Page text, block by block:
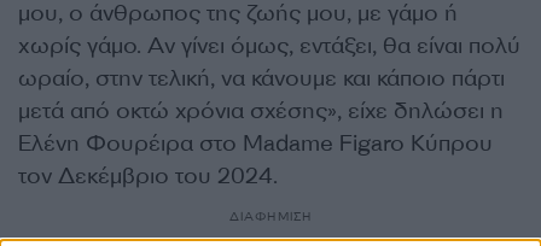
μου, ο άνθρωπος της ζωής μου, με γάμο ή
χωρίς γάμο. Αν γίνει όμως, εντάξει, θα είναι πολύ
ωραίο, στην τελική, να κάνουμε και κάποιο πάρτι
μετά από οκτώ χρόνια σχέσης», είχε δηλώσει η
Ελένη Φουρέιρα στο Madame Figaro Κύπρου
τον Δεκέμβριο του 2024.
ΔΙΑΦΗΜΙΣΗ